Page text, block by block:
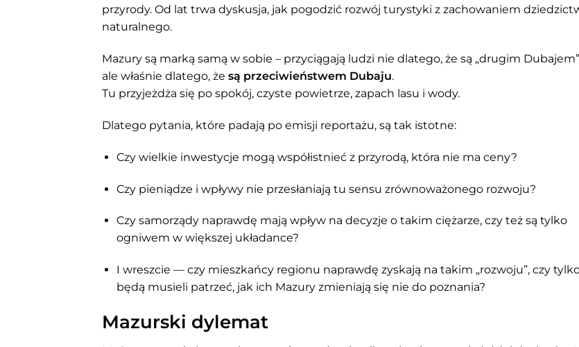
przyrody. Od lat trwa dyskusja, jak pogodzić rozwój turystyki z zachowaniem
naturalnego.
Mazury są marką samą w sobie – przyciągają ludzi nie dlatego, że są „drugim
ale właśnie dlatego, że są przeciwieństwem Dubaju.
Tu przyjeżdża się po spokój, czyste powietrze, zapach lasu i wody.
Dlatego pytania, które padają po emisji reportażu, są tak istotne:
Czy wielkie inwestycje mogą współistnieć z przyrodą, która nie ma ceny?
Czy pieniądze i wpływy nie przesłaniają tu sensu zrównoważonego rozwoju?
Czy samorządy naprawdę mają wpływ na decyzje o takim ciężarze, czy też są tylko
ogniwem w większej układance?
I wreszcie — czy mieszkańcy regionu naprawdę zyskają na takim „rozwoju”, czy
będą musieli patrzeć, jak ich Mazury zmieniają się nie do poznania?
Mazurski dylemat